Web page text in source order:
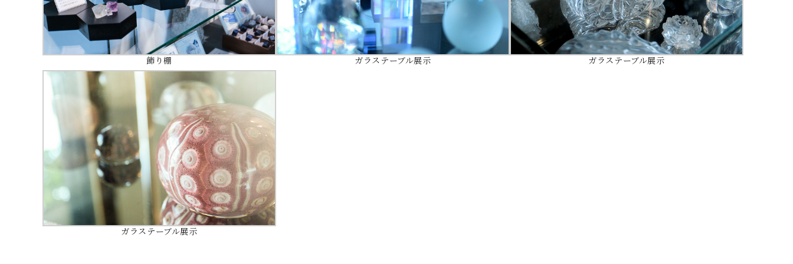
飾り棚 ガラステーブル展示 ガラステーブル展示
ガラステーブル展示